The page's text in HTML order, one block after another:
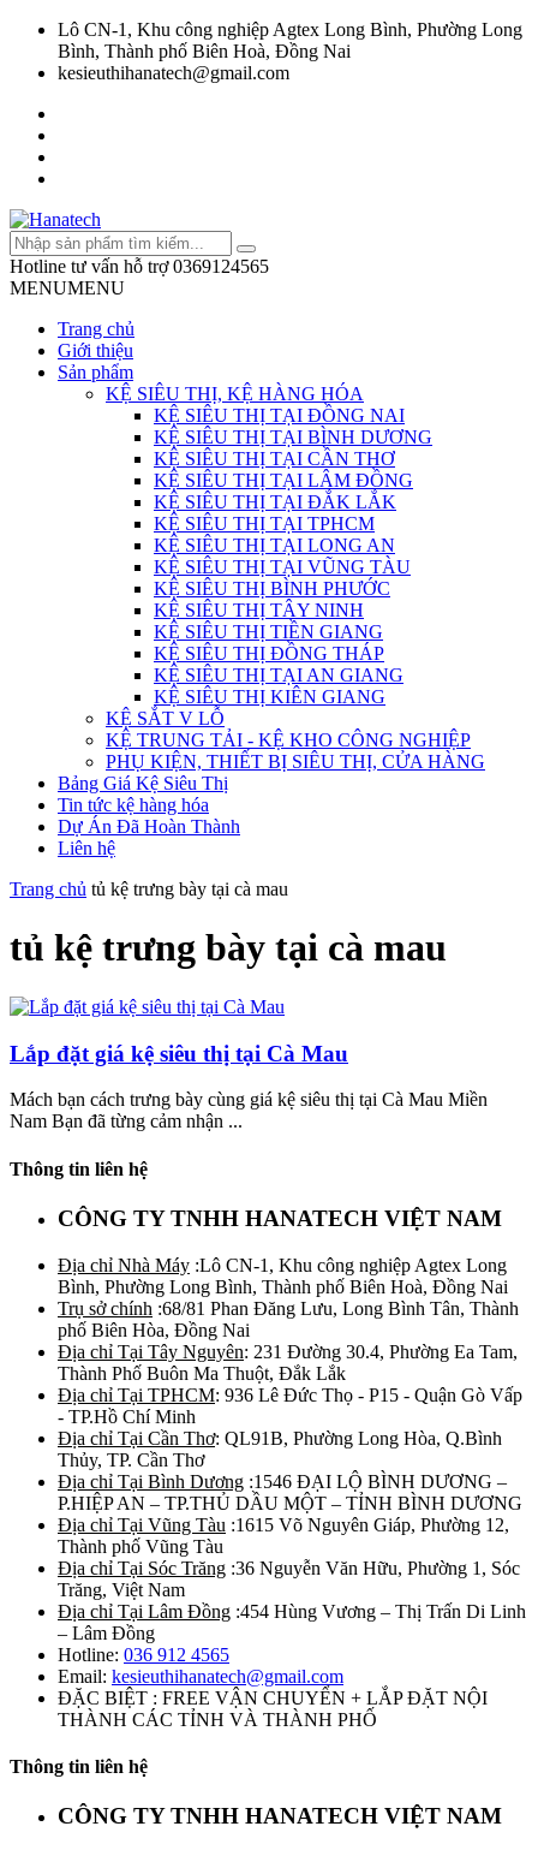
Lô CN-1, Khu công nghiệp Agtex Long Bình, Phường Long
Bình, Thành phố Biên Hoà, Đồng Nai
kesieuthihanatech@gmail.com
Hotline tư vấn hỗ trợ 0369124565
MENUMENU
Trang chủ
Giới thiệu
Sản phẩm
KỆ SIÊU THỊ, KỆ HÀNG HÓA
KỆ SIÊU THỊ TẠI ĐỒNG NAI
KỆ SIÊU THỊ TẠI BÌNH DƯƠNG
KỆ SIÊU THỊ TẠI CẦN THƠ
KỆ SIÊU THỊ TẠI LÂM ĐỒNG
KỆ SIÊU THỊ TẠI ĐẮK LẮK
KỆ SIÊU THỊ TẠI TPHCM
KỆ SIÊU THỊ TẠI LONG AN
KỆ SIÊU THỊ TẠI VŨNG TÀU
KỆ SIÊU THỊ BÌNH PHƯỚC
KỆ SIÊU THỊ TÂY NINH
KỆ SIÊU THỊ TIỀN GIANG
KỆ SIÊU THỊ ĐỒNG THÁP
KỆ SIÊU THỊ TẠI AN GIANG
KỆ SIÊU THỊ KIÊN GIANG
KỆ SẮT V LỖ
KỆ TRUNG TẢI - KỆ KHO CÔNG NGHIỆP
PHỤ KIỆN, THIẾT BỊ SIÊU THỊ, CỬA HÀNG
Bảng Giá Kệ Siêu Thị
Tin tức kệ hàng hóa
Dự Án Đã Hoàn Thành
Liên hệ
Trang chủ tủ kệ trưng bày tại cà mau
tủ kệ trưng bày tại cà mau
Lắp đặt giá kệ siêu thị tại Cà Mau
Mách bạn cách trưng bày cùng giá kệ siêu thị tại Cà Mau Miền
Nam Bạn đã từng cảm nhận ...
Thông tin liên hệ
CÔNG TY TNHH HANATECH VIỆT NAM
Địa chỉ Nhà Máy :Lô CN-1, Khu công nghiệp Agtex Long
Bình, Phường Long Bình, Thành phố Biên Hoà, Đồng Nai
Trụ sở chính :68/81 Phan Đăng Lưu, Long Bình Tân, Thành
phố Biên Hòa, Đồng Nai
Địa chỉ Tại Tây Nguyên: 231 Đường 30.4, Phường Ea Tam,
Thành Phố Buôn Ma Thuột, Đắk Lắk
Địa chỉ Tại TPHCM: 936 Lê Đức Thọ - P15 - Quận Gò Vấp
- TP.Hồ Chí Minh
Địa chỉ Tại Cần Thơ: QL91B, Phường Long Hòa, Q.Bình
Thủy, TP. Cần Thơ
Địa chỉ Tại Bình Dương :1546 ĐẠI LỘ BÌNH DƯƠNG –
P.HIỆP AN – TP.THỦ DẦU MỘT – TỈNH BÌNH DƯƠNG
Địa chỉ Tại Vũng Tàu :1615 Võ Nguyên Giáp, Phường 12,
Thành phố Vũng Tàu
Địa chỉ Tại Sóc Trăng :36 Nguyễn Văn Hữu, Phường 1, Sóc
Trăng, Việt Nam
Địa chỉ Tại Lâm Đồng :454 Hùng Vương – Thị Trấn Di Linh
– Lâm Đồng
Hotline: 036 912 4565
Email: kesieuthihanatech@gmail.com
ĐẶC BIỆT : FREE VẬN CHUYỂN + LẮP ĐẶT NỘI
THÀNH CÁC TỈNH VÀ THÀNH PHỐ
Thông tin liên hệ
CÔNG TY TNHH HANATECH VIỆT NAM